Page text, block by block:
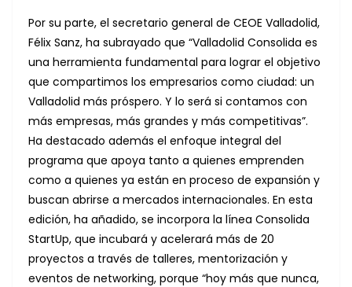
Por su parte, el secretario general de CEOE Valladolid,
Félix Sanz, ha subrayado que “Valladolid Consolida es
una herramienta fundamental para lograr el objetivo
que compartimos los empresarios como ciudad: un
Valladolid más próspero. Y lo será si contamos con
más empresas, más grandes y más competitivas”.
Ha destacado además el enfoque integral del
programa que apoya tanto a quienes emprenden
como a quienes ya están en proceso de expansión y
buscan abrirse a mercados internacionales. En esta
edición, ha añadido, se incorpora la línea Consolida
StartUp, que incubará y acelerará más de 20
proyectos a través de talleres, mentorización y
eventos de networking, porque “hoy más que nunca,